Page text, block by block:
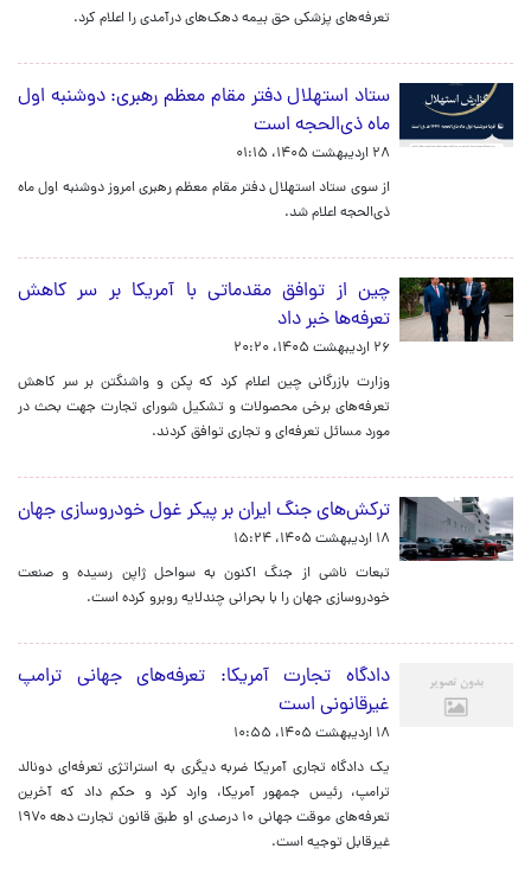
تعرفه‌های پزشکی حق بیمه دهک‌های درآمدی را اعلام کرد.
ستاد استهلال دفتر مقام معظم رهبری: دوشنبه اول
ماه ذی‌الحجه است
۲۸ اردیبهشت ۱۴۰۵، ۰۱:۱۵
از سوی ستاد استهلال دفتر مقام معظم رهبری امروز دوشنبه اول ماه
ذی‌الحجه اعلام شد.
چین از توافق مقدماتی با آمریکا بر سر کاهش
تعرفه‌ها خبر داد
۲۶ اردیبهشت ۱۴۰۵، ۲۰:۲۰
وزارت بازرگانی چین اعلام کرد که پکن و واشنگتن بر سر کاهش
تعرفه‌های برخی محصولات و تشکیل شورای تجارت جهت بحث در
مورد مسائل تعرفه‌ای و تجاری توافق کردند.
ترکش‌های جنگ ایران بر پیکر غول خودروسازی جهان
۱۸ اردیبهشت ۱۴۰۵، ۱۵:۲۴
تبعات ناشی از جنگ اکنون به سواحل ژاپن رسیده و صنعت
خودروسازی جهان را با بحرانی چندلایه روبرو کرده است.
دادگاه تجارت آمریکا: تعرفه‌های جهانی ترامپ
غیرقانونی است
۱۸ اردیبهشت ۱۴۰۵، ۱۰:۵۵
یک دادگاه تجاری آمریکا ضربه دیگری به استراتژی تعرفه‌ای دونالد
ترامپ، رئیس جمهور آمریکا، وارد کرد و حکم داد که آخرین
تعرفه‌های موقت جهانی ۱۰ درصدی او طبق قانون تجارت دهه ۱۹۷۰
غیرقابل توجیه است.